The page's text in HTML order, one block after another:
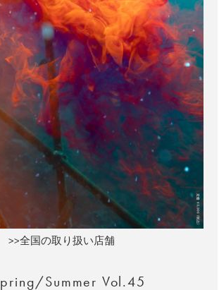
>>全国の取り扱い店舗
Summer Vol.45